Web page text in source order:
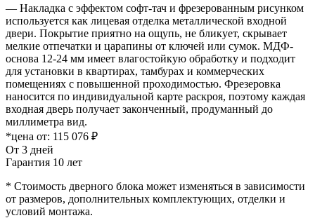
— Накладка с эффектом софт-тач и фрезерованным рисунком
используется как лицевая отделка металлической входной
двери. Покрытие приятно на ощупь, не бликует, скрывает
мелкие отпечатки и царапины от ключей или сумок. МДФ-
основа 12-24 мм имеет влагостойкую обработку и подходит
для установки в квартирах, тамбурах и коммерческих
помещениях с повышенной проходимостью. Фрезеровка
наносится по индивидуальной карте раскроя, поэтому каждая
входная дверь получает законченный, продуманный до
миллиметра вид.
*цена от: 115 076 ₽
От 3 дней
Гарантия 10 лет
* Стоимость дверного блока может изменяться в зависимости
от размеров, дополнительных комплектующих, отделки и
условий монтажа.